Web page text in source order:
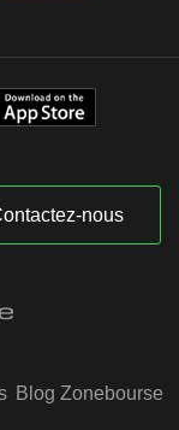
nous
Blog Zonebourse